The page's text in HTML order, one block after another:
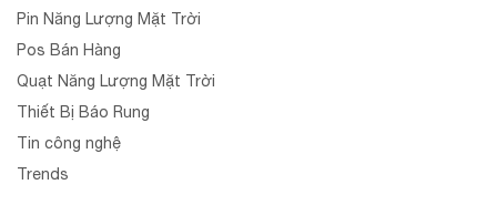
Pin Năng Lượng Mặt Trời
Pos Bán Hàng
Quạt Năng Lượng Mặt Trời
Thiết Bị Báo Rung
Tin công nghệ
Trends